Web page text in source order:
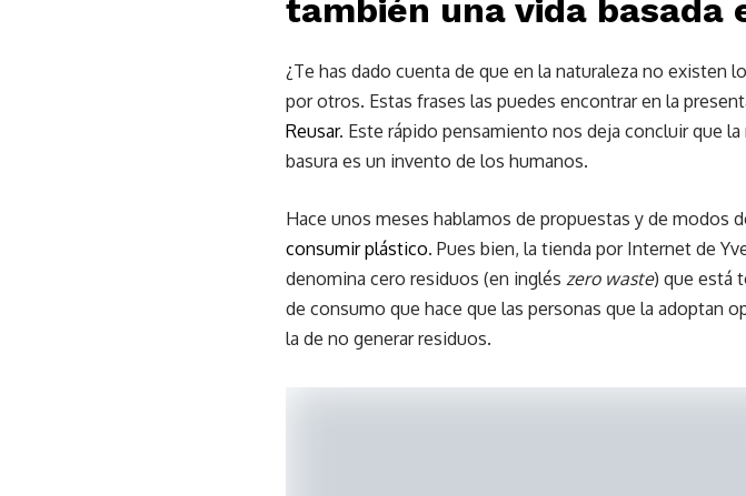
también una vida
¿Te has dado cuenta de que en la naturaleza no existen
por otros. Estas frases las puedes encontrar en la
Reusar. Este rápido pensamiento nos deja concluir que
basura es un invento de los humanos.
Hace unos meses hablamos de propuestas y de modos
consumir plástico. Pues bien, la tienda por Internet de
denomina cero residuos (en inglés zero waste) que está
de consumo que hace que las personas que la adoptan
la de no generar residuos.